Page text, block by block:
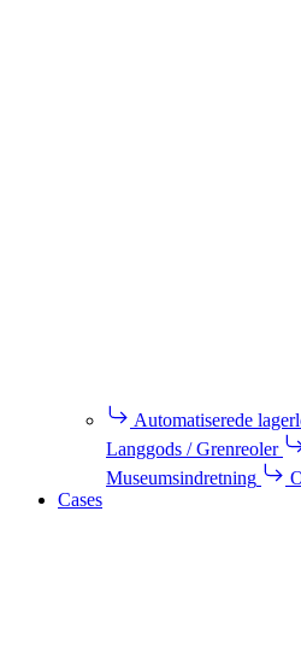
Automatiserede
Langgods / Grenreoler
Museumsindretning
Cases